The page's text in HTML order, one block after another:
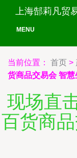
上海郜莉凡贸
MENU
当前位置： 首页 >
货商品交易会 智
现场直
百货商